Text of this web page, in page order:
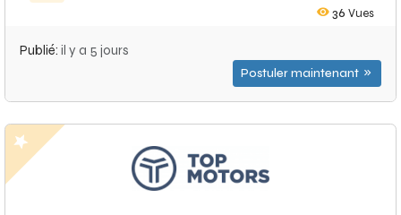
36 Vues
Publié: il y a 5 jours
Postuler maintenant